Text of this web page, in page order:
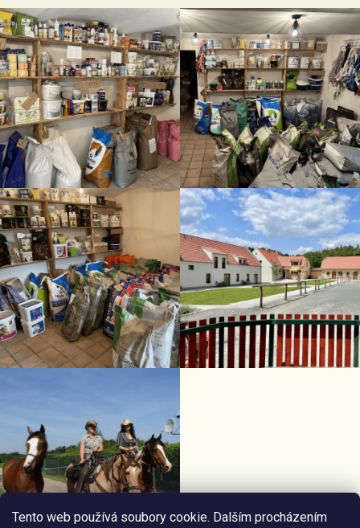
Tento web používá soubory cookie. Dalším procházením